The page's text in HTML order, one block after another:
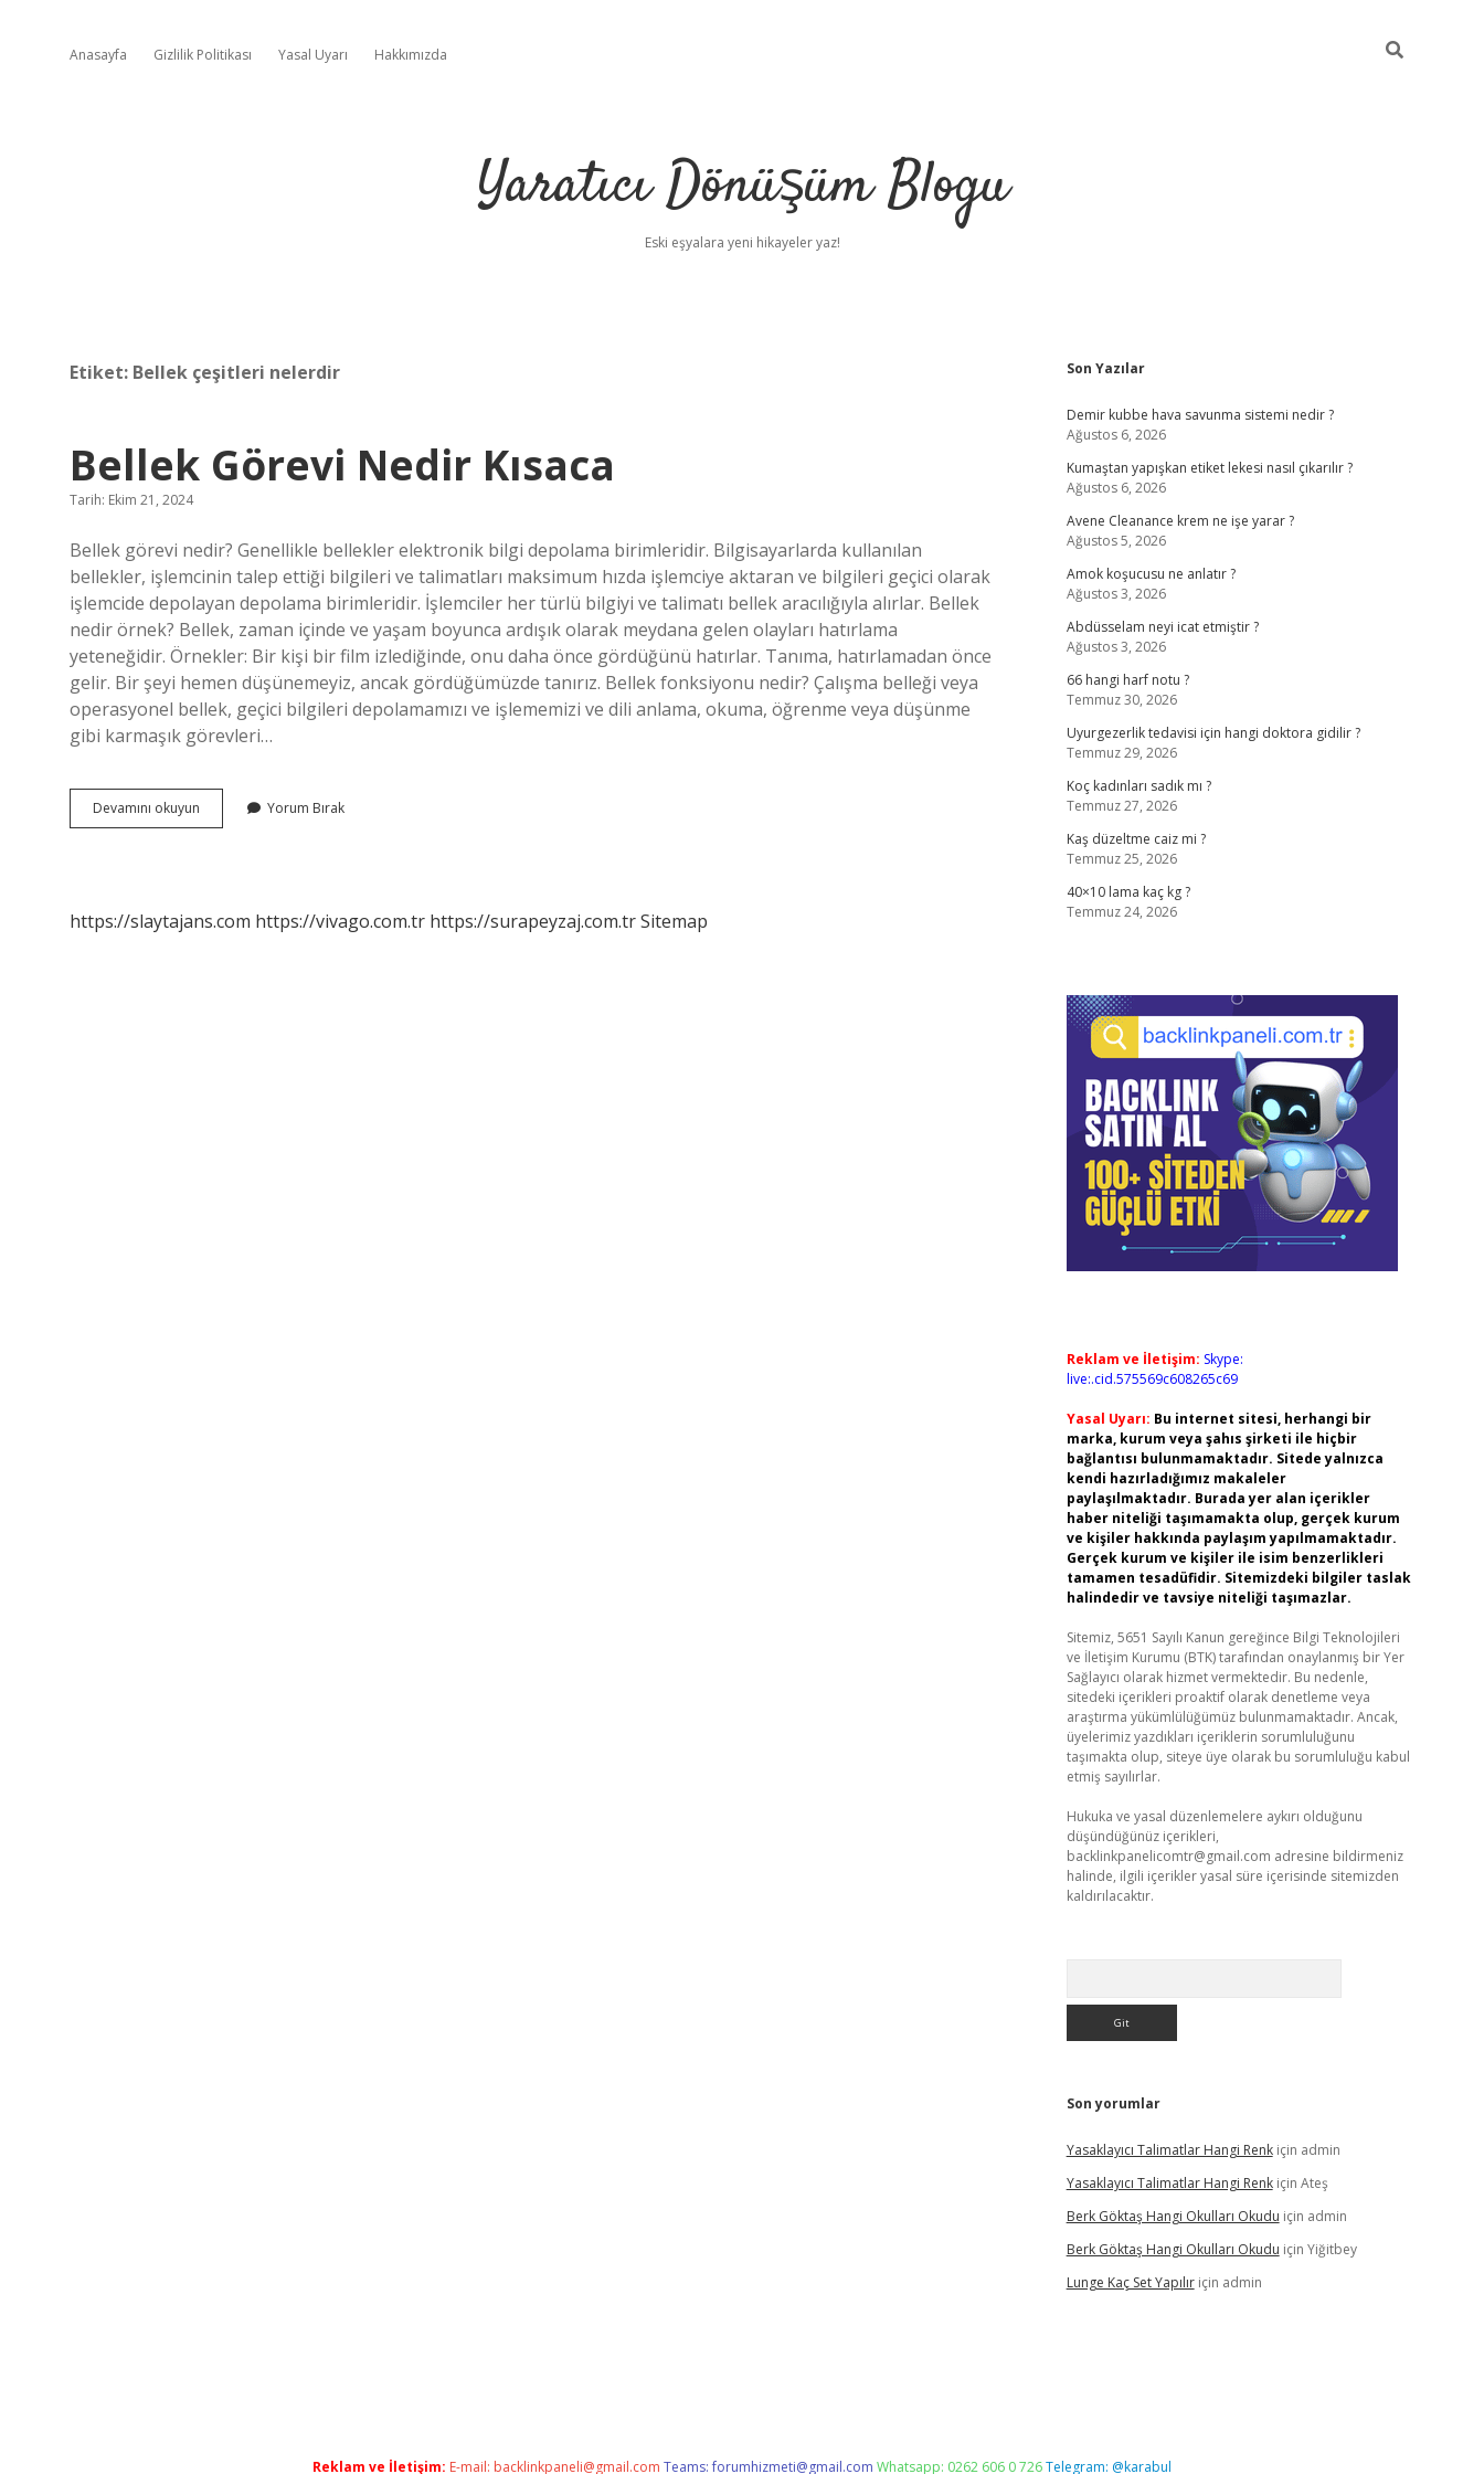
Anasayfa Gizlilik Politikası Yasal Uyarı Hakkımızda
Yaratıcı Dönüşüm Blogu
Eski eşyalara yeni hikayeler yaz!
Etiket: Bellek çeşitleri nelerdir
Bellek Görevi Nedir Kısaca
Tarih: Ekim 21, 2024
Bellek görevi nedir? Genellikle bellekler elektronik bilgi depolama birimleridir. Bilgisayarlarda kullanılan
bellekler, işlemcinin talep ettiği bilgileri ve talimatları maksimum hızda işlemciye aktaran ve bilgileri geçici olarak
işlemcide depolayan depolama birimleridir. İşlemciler her türlü bilgiyi ve talimatı bellek aracılığıyla alırlar. Bellek
nedir örnek? Bellek, zaman içinde ve yaşam boyunca ardışık olarak meydana gelen olayları hatırlama
yeteneğidir. Örnekler: Bir kişi bir film izlediğinde, onu daha önce gördüğünü hatırlar. Tanıma, hatırlamadan önce
gelir. Bir şeyi hemen düşünemeyiz, ancak gördüğümüzde tanırız. Bellek fonksiyonu nedir? Çalışma belleği veya
operasyonel bellek, geçici bilgileri depolamamızı ve işlememizi ve dili anlama, okuma, öğrenme veya düşünme
gibi karmaşık görevleri…
Devamını okuyun
Görevi
Yorum Bırak
https://slaytajans.com https://vivago.com.tr https://surapeyzaj.com.trSitemap
Sidebar
Son Yazılar
Demir kubbe hava savunma sistemi nedir ?
Ağustos 6, 2026
Kumaştan yapışkan etiket lekesi nasıl çıkarılır ?
Ağustos 6, 2026
Avene Cleanance krem ne işe yarar ?
Ağustos 5, 2026
Amok koşucusu ne anlatır ?
Ağustos 3, 2026
Abdüsselam neyi icat etmiştir ?
Ağustos 3, 2026
66 hangi harf notu ?
Temmuz 30, 2026
Uyurgezerlik tedavisi için hangi doktora gidilir ?
Temmuz 29, 2026
Koç kadınları sadık mı ?
Temmuz 27, 2026
Kaş düzeltme caiz mi ?
Temmuz 25, 2026
40×10 lama kaç kg ?
Temmuz 24, 2026
Reklam ve İletişim: Skype:
live:.cid.575569c608265c69
Yasal Uyarı: Bu internet sitesi, herhangi bir
marka, kurum veya şahıs şirketi ile hiçbir
bağlantısı bulunmamaktadır. Sitede yalnızca
kendi hazırladığımız makaleler
paylaşılmaktadır. Burada yer alan içerikler
haber niteliği taşımamakta olup, gerçek kurum
ve kişiler hakkında paylaşım yapılmamaktadır.
Gerçek kurum ve kişiler ile isim benzerlikleri
tamamen tesadüfidir. Sitemizdeki bilgiler taslak
halindedir ve tavsiye niteliği taşımazlar.
Sitemiz, 5651 Sayılı Kanun gereğince Bilgi Teknolojileri
ve İletişim Kurumu (BTK) tarafından onaylanmış bir Yer
Sağlayıcı olarak hizmet vermektedir. Bu nedenle,
sitedeki içerikleri proaktif olarak denetleme veya
araştırma yükümlülüğümüz bulunmamaktadır. Ancak,
üyelerimiz yazdıkları içeriklerin sorumluluğunu
taşımakta olup, siteye üye olarak bu sorumluluğu kabul
etmiş sayılırlar.
Hukuka ve yasal düzenlemelere aykırı olduğunu
düşündüğünüz içerikleri,
backlinkpanelicomtr@gmail.com adresine bildirmeniz
halinde, ilgili içerikler yasal süre içerisinde sitemizden
kaldırılacaktır.
Son yorumlar
Yasaklayıcı Talimatlar Hangi Renkiçin admin
Yasaklayıcı Talimatlar Hangi Renkiçin Ateş
Berk Göktaş Hangi Okulları Okudu için admin
Berk Göktaş Hangi Okulları Okudu için Yiğitbey
Lunge Kaç Set Yapılıriçin admin
Reklam ve İletişim: E-mail: backlinkpaneli@gmail.com Teams:forumhizmeti@gmail.com Whatsapp: 0262 606 0 726Telegram: @karabul